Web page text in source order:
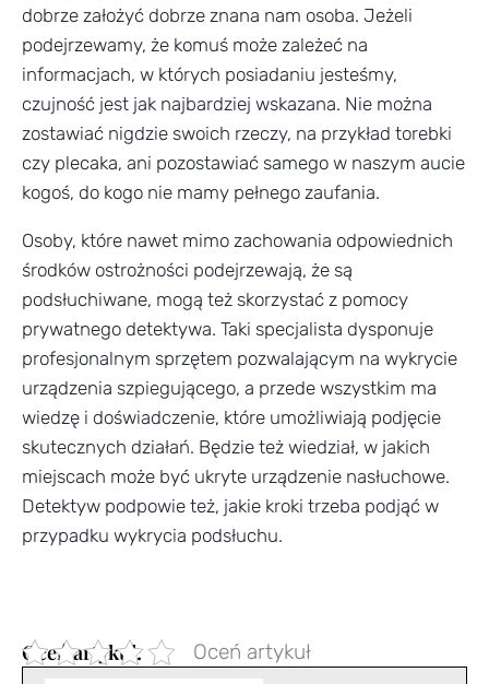
dobrze założyć dobrze znana nam osoba. Jeżeli
podejrzewamy, że komuś może zależeć na
informacjach, w których posiadaniu jesteśmy,
czujność jest jak najbardziej wskazana. Nie można
zostawiać nigdzie swoich rzeczy, na przykład torebki
czy plecaka, ani pozostawiać samego w naszym aucie
kogoś, do kogo nie mamy pełnego zaufania.
Osoby, które nawet mimo zachowania odpowiednich
środków ostrożności podejrzewają, że są
podsłuchiwane, mogą też skorzystać z pomocy
prywatnego detektywa. Taki specjalista dysponuje
profesjonalnym sprzętem pozwalającym na wykrycie
urządzenia szpiegującego, a przede wszystkim ma
wiedzę i doświadczenie, które umożliwiają podjęcie
skutecznych działań. Będzie też wiedział, w jakich
miejscach może być ukryte urządzenie nasłuchowe.
Detektyw podpowie też, jakie kroki trzeba podjąć w
przypadku wykrycia podsłuchu.
Oceń artykuł